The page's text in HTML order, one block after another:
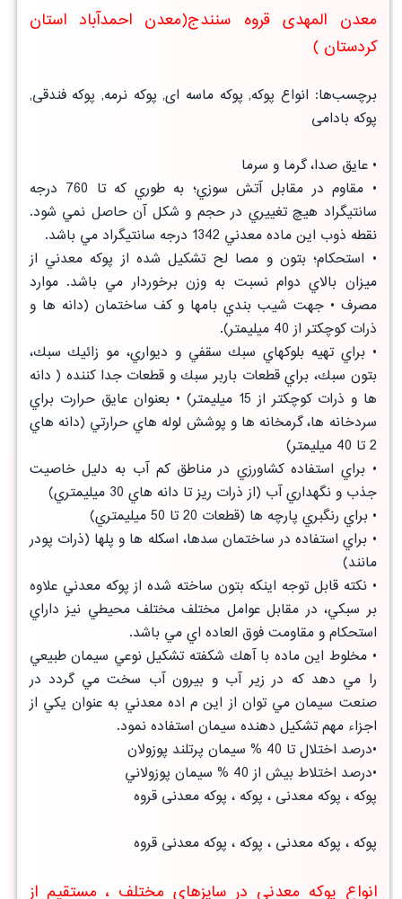
معدن المهدی قروه سنندج(معدن احمدآباد استان
کردستان )
برچسب‌ها: انواع پوکه, پوکه ماسه ای, پوکه نرمه, پوکه فندقی,
پوکه بادامی
• عايق صدا، گرما و سرما
• مقاوم در مقابل آتش سوزي؛ به طوري كه تا 760 درجه
سانتيگراد هيچ تغييري در حجم و شكل آن حاصل نمي شود.
نقطه ذوب اين ماده معدني 1342 درجه سانتيگراد مي باشد.
• استحكام؛ بتون و مصا لح تشكيل شده از پوكه معدني از
ميزان بالاي دوام نسبت به وزن برخوردار مي باشد. موارد
مصرف • جهت شيب بندي بامها و كف ساختمان (دانه ها و
ذرات كوچكتر از 40 ميليمتر).
• براي تهيه بلوكهاي سبك سقفي و ديواري، مو زائيك سبك،
بتون سبك، براي قطعات باربر سبك و قطعات جدا كننده ( دانه
ها و ذرات كوچكتر از 15 ميليمتر) • بعنوان عايق حرارت براي
سردخانه ها، گرمخانه ها و پوشش لوله هاي حرارتي (دانه هاي
2 تا 40 ميليمتر)
• براي استفاده كشاورزي در مناطق كم آب به دليل خاصيت
جذب و نگهداري آب (از ذرات ريز تا دانه هاي 30 ميليمتري)
• براي رنگبري پارچه ها (قطعات 20 تا 50 ميليمتري)
• براي استفاده در ساختمان سدها، اسكله ها و پلها (ذرات پودر
مانند)
• نكته قابل توجه اينكه بتون ساخته شده از پوكه معدني علاوه
بر سبكي، در مقابل عوامل مختلف مختلف محيطي نيز داراي
استحكام و مقاومت فوق العاده اي مي باشد.
• مخلوط اين ماده با آهك شكفته تشكيل نوعي سيمان طبيعي
را مي دهد كه در زير آب و بيرون آب سخت مي گردد در
صنعت سيمان مي توان از اين م اده معدني به عنوان يكي از
اجزاء مهم تشكيل دهنده سيمان استفاده نمود.
•درصد اختلال تا 40 % سيمان پرتلند پوزولان
•درصد اختلاط بيش از 40 % سيمان پوزولاني
پوكه ، پوکه معدنی ، پوکه ، پوکه معدنی قروه
پوكه ، پوکه معدنی ، پوکه ، پوکه معدنی قروه
انواع پوكه معدنی در سایزهای مختلف ، مستقیم از